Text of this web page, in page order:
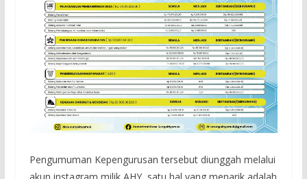
Pengumuman Kepengurusan tersebut diunggah melalui